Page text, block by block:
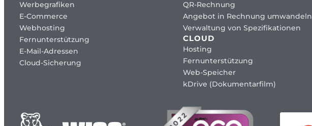
Werbegrafiken
E-Commerce
Webhosting
Fernunterstützung
E-Mail-Adressen
Cloud-Sicherung
QR-Rechnung
Angebot in Rechnung umwandeln
Verwaltung von Spezifikationen
CLOUD
Hosting
Fernunterstützung
Web-Speicher
kDrive (Dokumentarfilm)